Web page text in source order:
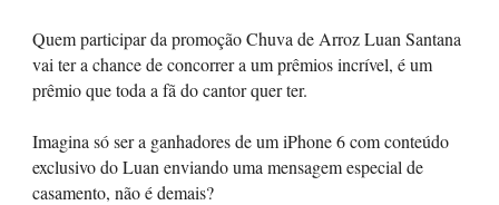
Quem participar da promoção Chuva de Arroz Luan Santana
vai ter a chance de concorrer a um prêmios incrível, é um
prêmio que toda a fã do cantor quer ter.
Imagina só ser a ganhadores de um iPhone 6 com conteúdo
exclusivo do Luan enviando uma mensagem especial de
casamento, não é demais?